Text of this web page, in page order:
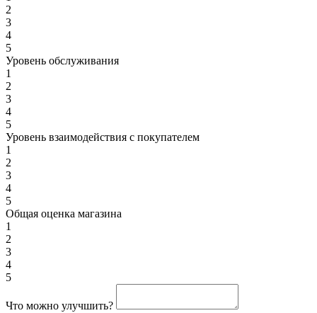
2
3
4
5
Уровень обслуживания
1
2
3
4
5
Уровень взаимодействия с покупателем
1
2
3
4
5
Общая оценка магазина
1
2
3
4
5
Что можно улучшить?